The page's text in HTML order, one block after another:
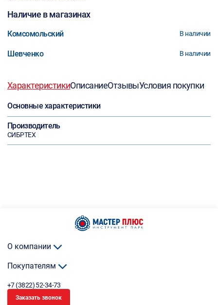
Наличие в магазинах
Комсомольский В наличии
Шевченко В наличии
ХарактеристикиОписаниеОтзывыУсловия покупки
Основные характеристики
Производитель
СИБРТЕХ
О компании
Покупателям
+7 (3822) 52-34-73
Заказать звонок